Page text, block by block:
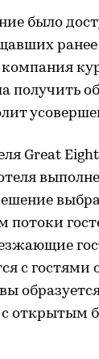
было
ранее
получить
Great
потоки
с
открытым